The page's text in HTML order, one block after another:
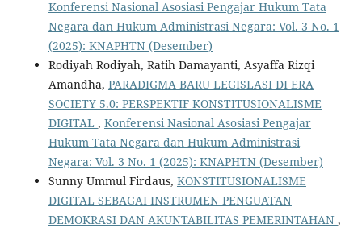
Konferensi Nasional Asosiasi Pengajar Hukum Tata
Negara dan Hukum Administrasi Negara: Vol. 3 No. 1
(2025): KNAPHTN (Desember)
Rodiyah Rodiyah, Ratih Damayanti, Asyaffa Rizqi
Amandha, PARADIGMA BARU LEGISLASI DI ERA
SOCIETY 5.0: PERSPEKTIF KONSTITUSIONALISME
DIGITAL , Konferensi Nasional Asosiasi Pengajar
Hukum Tata Negara dan Hukum Administrasi
Negara: Vol. 3 No. 1 (2025): KNAPHTN (Desember)
Sunny Ummul Firdaus, KONSTITUSIONALISME
DIGITAL SEBAGAI INSTRUMEN PENGUATAN
DEMOKRASI DAN AKUNTABILITAS PEMERINTAHAN ,